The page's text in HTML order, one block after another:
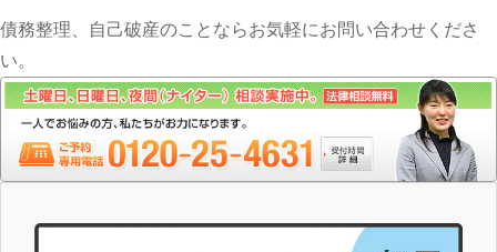
債務整理、自己破産のことならお気軽にお問い合わせくださ
い。